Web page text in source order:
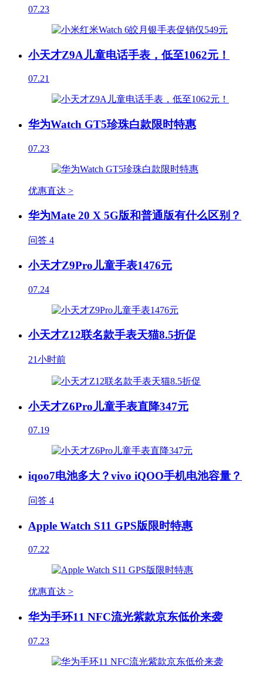
07.23
小天才Z9A儿童电话手表，低至1062元！
07.21
华为Watch GT5珍珠白款限时特惠
07.23
优惠直达 >
华为Mate 20 X 5G版和普通版有什么区别？
问答 4
小天才Z9Pro儿童手表1476元
07.24
小天才Z12联名款手表天猫8.5折促
21小时前
小天才Z6Pro儿童手表直降347元
07.19
iqoo7电池多大？vivo iQOO手机电池容量？
问答 4
Apple Watch S11 GPS版限时特惠
07.22
优惠直达 >
华为手环11 NFC流光紫款京东低价来袭
07.23